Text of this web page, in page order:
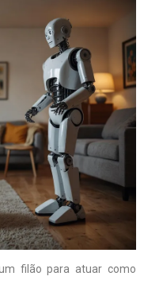
filão para atuar como